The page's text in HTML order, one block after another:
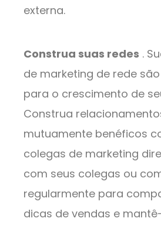
externa.
Construa suas redes .
de marketing de rede
para o crescimento de
Construa
mutuamente benéficos
colegas de marketing
com seus colegas ou
regularmente para
dicas de vendas e